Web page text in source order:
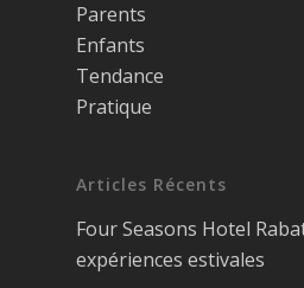
Parents
Enfants
Tendance
Pratique
Articles Récents
Four Seasons Hotel
expériences estivales